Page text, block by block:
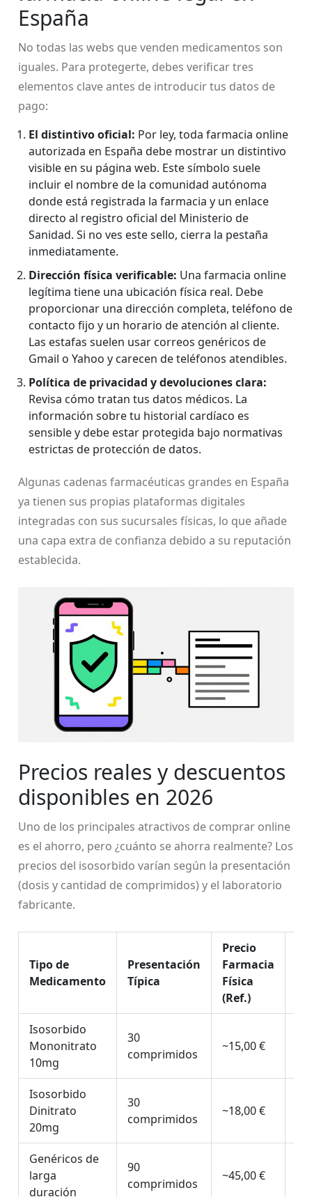
España
No todas las webs que venden medicamentos son
iguales. Para protegerte, debes verificar tres
elementos clave antes de introducir tus datos de
pago:
El distintivo oficial: Por ley, toda farmacia online
autorizada en España debe mostrar un distintivo
visible en su página web. Este símbolo suele
incluir el nombre de la comunidad autónoma
donde está registrada la farmacia y un enlace
directo al registro oficial del Ministerio de
Sanidad. Si no ves este sello, cierra la pestaña
inmediatamente.
Dirección física verificable: Una farmacia online
legítima tiene una ubicación física real. Debe
proporcionar una dirección completa, teléfono de
contacto fijo y un horario de atención al cliente.
Las estafas suelen usar correos genéricos de
Gmail o Yahoo y carecen de teléfonos atendibles.
Política de privacidad y devoluciones clara:
Revisa cómo tratan tus datos médicos. La
información sobre tu historial cardíaco es
sensible y debe estar protegida bajo normativas
estrictas de protección de datos.
Algunas cadenas farmacéuticas grandes en España
ya tienen sus propias plataformas digitales
integradas con sus sucursales físicas, lo que añade
una capa extra de confianza debido a su reputación
establecida.
Precios reales y descuentos
disponibles en 2026
Uno de los principales atractivos de comprar online
es el ahorro, pero ¿cuánto se ahorra realmente? Los
precios del isosorbido varían según la presentación
(dosis y cantidad de comprimidos) y el laboratorio
fabricante.
Tipo de
Medicamento
Presentación
Típica
Precio
Farmacia
Física
(Ref.)
Isosorbido
Mononitrato
10mg
30
comprimidos
~15,00 €
Isosorbido
Dinitrato
20mg
30
comprimidos
~18,00 €
Genéricos de
larga
duración
90
comprimidos
~45,00 €